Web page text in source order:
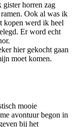
horren zag
Ook al was ik
kopen werd ik heel
Er word echt
hier gekocht gaan
moet komen.
mooie
avontuur begon in
bij het